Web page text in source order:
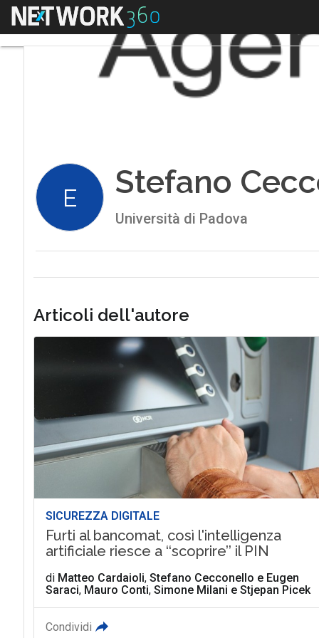
Menu
E Stefano
Università di Padova
Articoli dell'autore
SICUREZZA DIGITALE
Furti al bancomat, così l'intelligenza
artificiale riesce a ‘‘scoprire’’ il PIN
di Matteo Cardaioli, Stefano Cecconello e Eugen
Saraci, Mauro Conti, Simone Milani e Stjepan Picek
Condividi